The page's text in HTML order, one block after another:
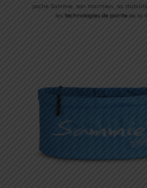
poche Sammie, son maintien, sa
les technologies de pointede la